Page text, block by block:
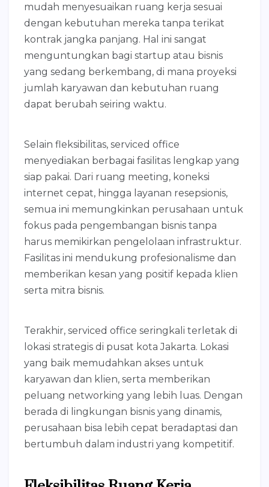
mudah menyesuaikan ruang kerja sesuai
dengan kebutuhan mereka tanpa terikat
kontrak jangka panjang. Hal ini sangat
menguntungkan bagi startup atau bisnis
yang sedang berkembang, di mana proyeksi
jumlah karyawan dan kebutuhan ruang
dapat berubah seiring waktu.
Selain fleksibilitas, serviced office
menyediakan berbagai fasilitas lengkap yang
siap pakai. Dari ruang meeting, koneksi
internet cepat, hingga layanan resepsionis,
semua ini memungkinkan perusahaan untuk
fokus pada pengembangan bisnis tanpa
harus memikirkan pengelolaan infrastruktur.
Fasilitas ini mendukung profesionalisme dan
memberikan kesan yang positif kepada klien
serta mitra bisnis.
Terakhir, serviced office seringkali terletak di
lokasi strategis di pusat kota Jakarta. Lokasi
yang baik memudahkan akses untuk
karyawan dan klien, serta memberikan
peluang networking yang lebih luas. Dengan
berada di lingkungan bisnis yang dinamis,
perusahaan bisa lebih cepat beradaptasi dan
bertumbuh dalam industri yang kompetitif.